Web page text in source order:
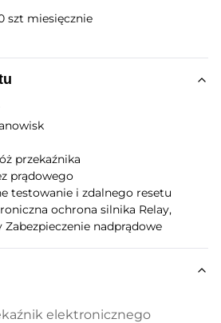
szt miesięcznie
przekaźnika
prądowego
testowanie i zdalnego resetu
ochrona silnika Relay,
Zabezpieczenie nadprądowe
elektronicznego